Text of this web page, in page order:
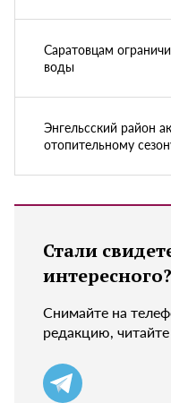
Саратовцам
воды
Энгельсский район
отопительному
Стали
интересного?
Снимайте на
редакцию,